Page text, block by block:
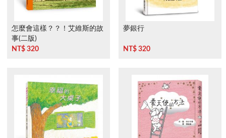
怎麼會這樣？？！艾維斯的故
事(二版)
NT$ 320
夢銀行
NT$ 320